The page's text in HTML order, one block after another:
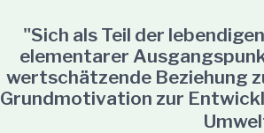
"Sich als Teil der
elementarer
wertschätzende Beziehung
Grundmotivation zur